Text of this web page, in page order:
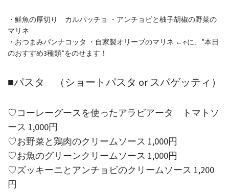
・鮮魚の厚切り カルパッチョ ・アンチョビと柚子胡椒の野菜の
マリネ
・おつまみパンナコッタ ・自家製オリーブのマリネ ←↑に、”本日
のおすすめ3種類”をのせます！
■パスタ （ショートパスタ or スパゲッティ）
♡コーレーグースを使ったアラビアータ トマトソ
ース 1,000円
♡お野菜と鶏肉のクリームソース 1,000円
♡お魚のグリーンクリームソース 1,000円
♡ズッキーニとアンチョビのクリームソース 1,200
円